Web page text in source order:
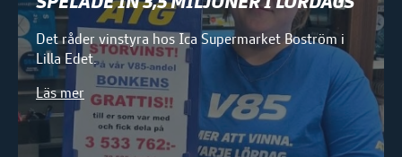
Det råder vinstyra hos Ica Supermarket Boström i
Lilla Edet.
Läs mer